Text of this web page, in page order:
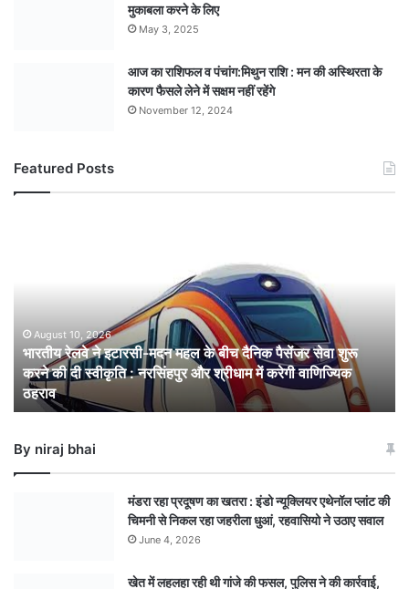
मुकाबला करने के लिए
May 3, 2025
आज का राशिफल व पंचांग:मिथुन राशि : मन की अस्थिरता के
कारण फैसले लेने में सक्षम नहीं रहेंगे
November 12, 2024
Featured Posts
बीच
दैनिक
पैसेंजर
सेवा
करने
August 10, 2026
भारतीय रेलवे ने इटारसी-मदन महल के बीच दैनिक पैसेंजर सेवा शुरू
करने की दी स्वीकृति : नरसिंहपुर और श्रीधाम में करेगी वाणिज्यिक
ठहराव
By niraj bhai
मंडरा रहा प्रदूषण का खतरा : इंडो न्यूक्लियर एथेनॉल प्लांट की
चिमनी से निकल रहा जहरीला धुआं, रहवासियो ने उठाए सवाल
June 4, 2026
खेत में लहलहा रही थी गांजे की फसल, पुलिस ने की कार्रवाई,